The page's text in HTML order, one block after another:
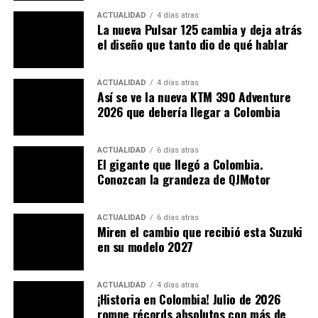
Si bien la aplicación inicial se muestra en la CBR250RR,
los beneficios se extienden a modelos deportivos de alto
rendimiento y a uso urbano agresivo. Al proteger los
neumáticos del calor residual del sistema de frenos, se
puede garantizar una presión más estable y mayor
durabilidad. Esto es especialmente útil en trayectos
intensivos, conducción en pista o rutas urbanas
exigentes.
¿Cómo se disipa el calor en los
ACTUALIDAD 4 días atras
La nueva Pulsar 125 cambia y deja atrás
el diseño que tanto dio de qué hablar
ACTUALIDAD 4 días atras
Así se ve la nueva KTM 390 Adventure
2026 que debería llegar a Colombia
ACTUALIDAD 6 días atras
El gigante que llegó a Colombia.
Conozcan la grandeza de QJMotor
ACTUALIDAD 6 días atras
Miren el cambio que recibió esta Suzuki
en su modelo 2027
ACTUALIDAD 4 días atras
¡Historia en Colombia! Julio de 2026
rompe récords absolutos con más de